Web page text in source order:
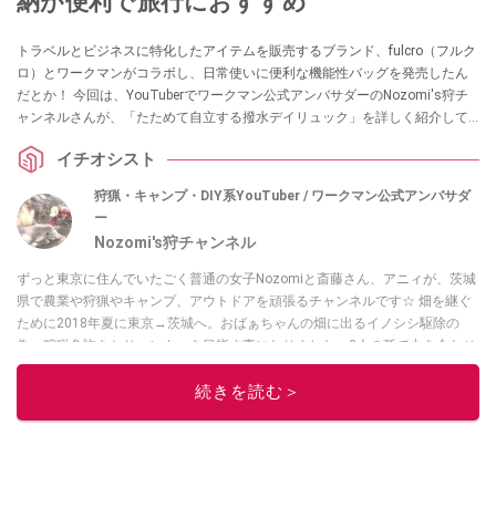
トラベルとビジネスに特化したアイテムを販売するブランド、fulcro（フルク
ロ）とワークマンがコラボし、日常使いに便利な機能性バッグを発売したん
だとか！ 今回は、YouTuberでワークマン公式アンバサダーのNozomi's狩チ
ャンネルさんが、「たためて自立する撥水デイリュック」を詳しく紹介して
イチオシスト
狩猟・キャンプ・DIY系YouTuber / ワークマン公式アンバサダ
ー
Nozomi's狩チャンネル
ずっと東京に住んでいたごく普通の女子Nozomiと斎藤さん、アニィが、茨城
県で農業や狩猟やキャンプ、アウトドアを頑張るチャンネルです☆ 畑を継ぐ
ために2018年夏に東京→茨城へ。おばぁちゃんの畑に出るイノシシ駆除の
為、狩猟免許をとりハンターを目指す事になりました。3人の孫で力を合わせ
て頑張ります！ 私達は趣味で狩猟をする”トロフィー・ハンティング”をする
気はありません。おばあちゃんの畑を守りたい！ 地元の農家さんを守りた
続きを読む＞